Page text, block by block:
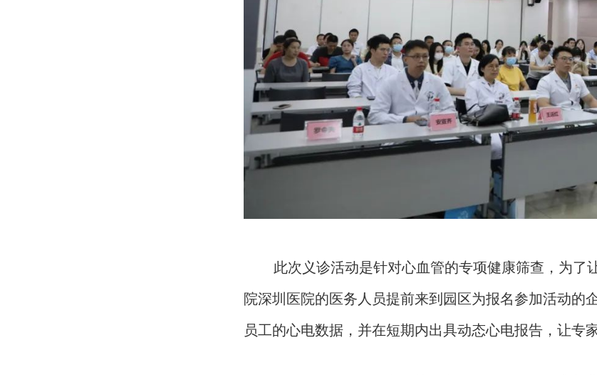
此次义诊活动是针对心血管的专项健康筛查，为了
院深圳医院的医务人员提前来到园区为报名参加活动的
员工的心电数据，并在短期内出具动态心电报告，让专